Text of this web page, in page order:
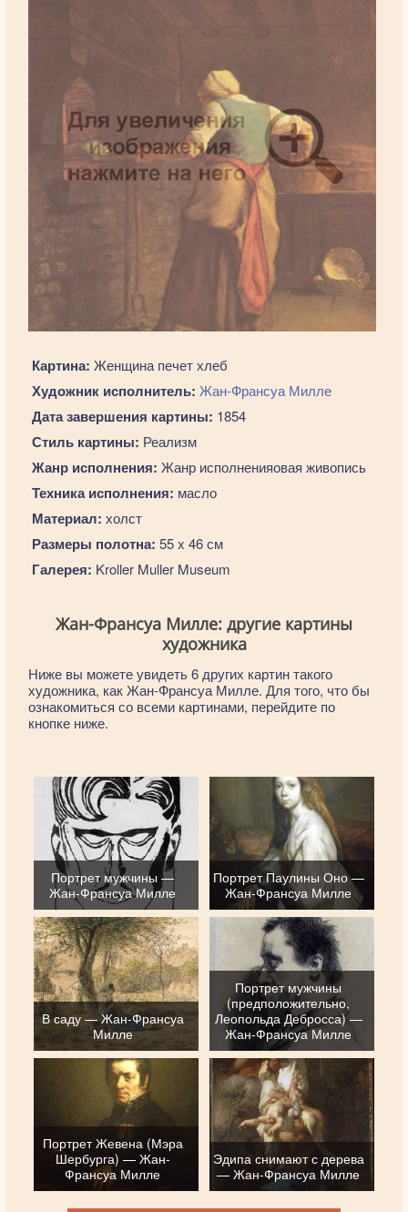
Картина: Женщина печет хлеб
Художник исполнитель: Жан-Франсуа Милле
Дата завершения картины: 1854
Стиль картины: Реализм
Жанр исполнения: Жанр исполненияовая живопись
Техника исполнения: масло
Материал: холст
Размеры полотна: 55 x 46 см
Галерея: Kroller Muller Museum
Жан-Франсуа Милле: другие картины
художника
Ниже вы можете увидеть 6 других картин такого
художника, как Жан-Франсуа Милле. Для того, что бы
ознакомиться со всеми картинами, перейдите по
кнопке ниже.
Портрет мужчины —
Жан-Франсуа Милле
Портрет Паулины Оно —
Жан-Франсуа Милле
В саду — Жан-Франсуа
Милле
Портрет мужчины
(предположительно,
Леопольда Дебросса) —
Жан-Франсуа Милле
Портрет Жевена (Мэра
Шербурга) — Жан-
Франсуа Милле
Эдипа снимают с дерева
— Жан-Франсуа Милле